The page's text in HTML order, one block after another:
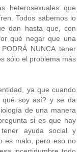
heterosexuales que
Todos sabemos lo
dan hasta que, con
qué negar que una
NUNCA tener
sólo el problema más
ya que cuando
qué soy así? y se da
de una manera
si es que hay
ayuda social y
es malo, pero eso no